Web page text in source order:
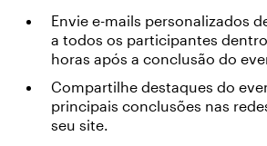
Envie e-mails personalizados
a todos os participantes
horas após a conclusão do
Compartilhe destaques do
principais conclusões nas
seu site.